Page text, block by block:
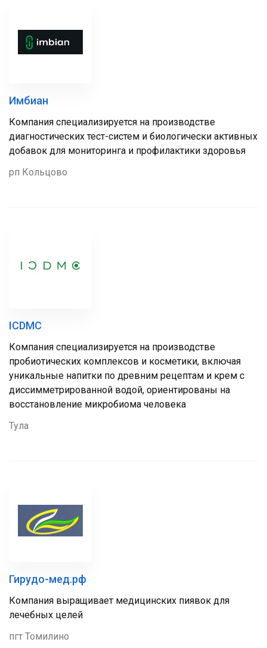
Имбиан
Компания специализируется на производстве
диагностических тест-систем и биологически активных
добавок для мониторинга и профилактики здоровья
рп Кольцово
ICDMC
Компания специализируется на производстве
пробиотических комплексов и косметики, включая
уникальные напитки по древним рецептам и крем с
диссимметрированной водой, ориентированы на
восстановление микробиома человека
Тула
Гирудо-мед.рф
Компания выращивает медицинских пиявок для
лечебных целей
пгт Томилино